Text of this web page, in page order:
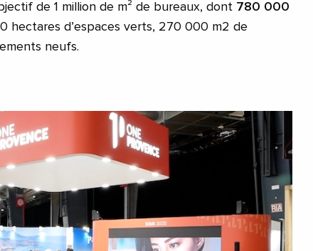
de 1 million de m² de bureaux, dont 780 000
hectares d’espaces verts, 270 000 m2 de
neufs.